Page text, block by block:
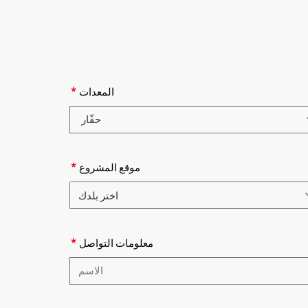
* المعدات
* موقع المشروع
اختر بلدك
* معلومات التواصل